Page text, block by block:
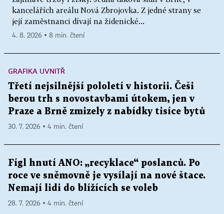
kancelářích areálu Nová Zbrojovka. Z jedné strany se
její zaměstnanci dívají na židenické...
4. 8. 2026 ▪ 8 min. čtení
GRAFIKA UVNITŘ
Třetí nejsilnější pololetí v historii. Češi
berou trh s novostavbami útokem, jen v
Praze a Brně zmizely z nabídky tisíce bytů
30. 7. 2026 ▪ 4 min. čtení
Fígl hnutí ANO: „recyklace“ poslanců. Po
roce ve sněmovně je vysílají na nové štace.
Nemají lidi do blížících se voleb
28. 7. 2026 ▪ 4 min. čtení